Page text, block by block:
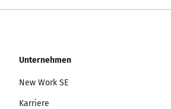
Unternehmen
New Work SE
Karriere